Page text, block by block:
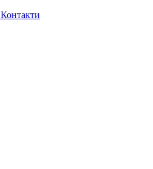
Контакти